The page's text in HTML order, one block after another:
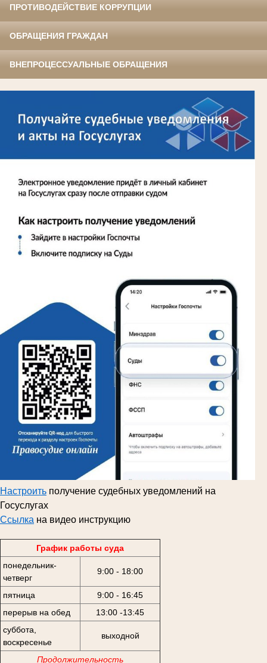
ПРОТИВОДЕЙСТВИЕ КОРРУПЦИИ
ОБРАЩЕНИЯ ГРАЖДАН
ВНЕПРОЦЕССУАЛЬНЫЕ ОБРАЩЕНИЯ
Настроить получение судебных уведомлений на
Госуслугах
Ссылка на видео инструкцию
График работы суда
понедельник-
четверг
9:00 - 18:00
пятница
9:00 - 16:45
перерыв на обед
13:00 -13:45
суббота,
воскресенье
выходной
Продолжительность